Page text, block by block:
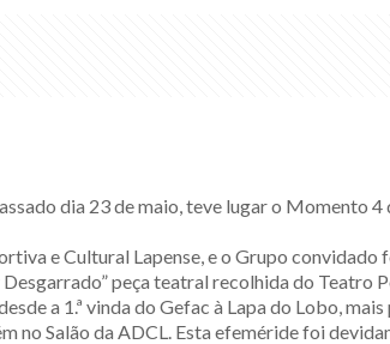
dia 23 de maio, teve lugar o Momento
e Cultural Lapense, e o Grupo
peça teatral recolhida do Teatro
a 1.ª vinda do Gefac à Lapa do Lobo,
no Salão da ADCL. Esta efeméride foi